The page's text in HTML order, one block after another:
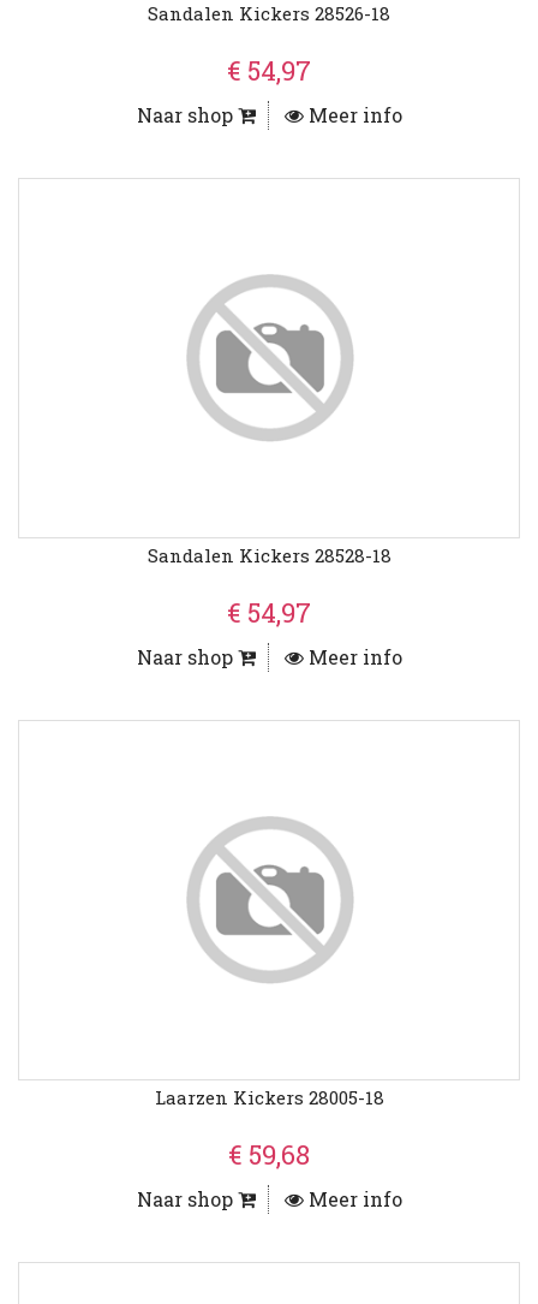
Sandalen Kickers 28526-18
€ 54,97
Naar shop Meer info
Sandalen Kickers 28528-18
€ 54,97
Naar shop Meer info
Laarzen Kickers 28005-18
€ 59,68
Naar shop Meer info